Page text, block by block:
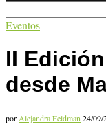
Eventos
II
desde
por Alejandra Feldman 24/09/